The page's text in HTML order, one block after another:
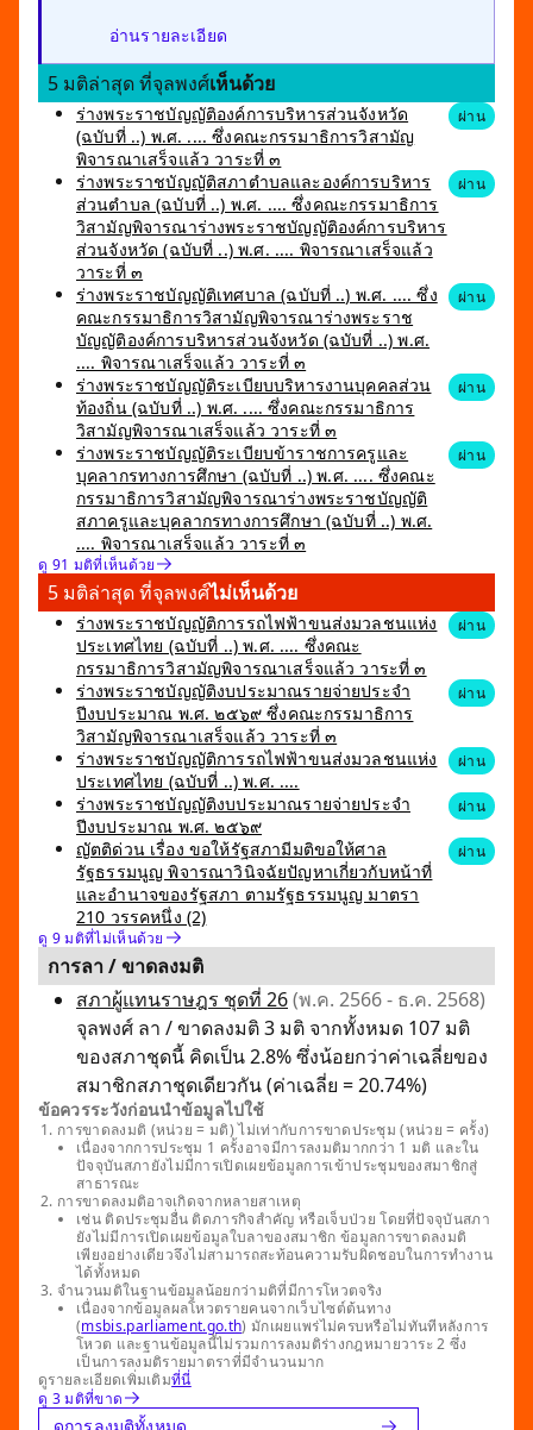
อ่านรายละเอียด
5 มติล่าสุด ที่จุลพงศ์เห็นด้วย
ร่างพระราชบัญญัติองค์การบริหารส่วนจังหวัด
(ฉบับที่ ..) พ.ศ. .... ซึ่งคณะกรรมาธิการวิสามัญ
พิจารณาเสร็จแล้ว วาระที่ ๓
ผ่าน
ร่างพระราชบัญญัติสภาตำบลและองค์การบริหาร
ส่วนตำบล (ฉบับที่ ..) พ.ศ. .... ซึ่งคณะกรรมาธิการ
วิสามัญพิจารณาร่างพระราชบัญญัติองค์การบริหาร
ส่วนจังหวัด (ฉบับที่ ..) พ.ศ. .... พิจารณาเสร็จแล้ว
วาระที่ ๓
ผ่าน
ร่างพระราชบัญญัติเทศบาล (ฉบับที่ ..) พ.ศ. .... ซึ่ง
คณะกรรมาธิการวิสามัญพิจารณาร่างพระราช
บัญญัติองค์การบริหารส่วนจังหวัด (ฉบับที่ ..) พ.ศ.
.... พิจารณาเสร็จแล้ว วาระที่ ๓
ผ่าน
ร่างพระราชบัญญัติระเบียบบริหารงานบุคคลส่วน
ท้องถิ่น (ฉบับที่ ..) พ.ศ. .... ซึ่งคณะกรรมาธิการ
วิสามัญพิจารณาเสร็จแล้ว วาระที่ ๓
ผ่าน
ร่างพระราชบัญญัติระเบียบข้าราชการครูและ
บุคลากรทางการศึกษา (ฉบับที่ ..) พ.ศ. .... ซึ่งคณะ
กรรมาธิการวิสามัญพิจารณาร่างพระราชบัญญัติ
สภาครูและบุคลากรทางการศึกษา (ฉบับที่ ..) พ.ศ.
.... พิจารณาเสร็จแล้ว วาระที่ ๓
ผ่าน
ดู 91 มติที่เห็นด้วย
5 มติล่าสุด ที่จุลพงศ์ไม่เห็นด้วย
ร่างพระราชบัญญัติการรถไฟฟ้าขนส่งมวลชนแห่ง
ประเทศไทย (ฉบับที่ ..) พ.ศ. .... ซึ่งคณะ
กรรมาธิการวิสามัญพิจารณาเสร็จแล้ว วาระที่ ๓
ผ่าน
ร่างพระราชบัญญัติงบประมาณรายจ่ายประจำ
ปีงบประมาณ พ.ศ. ๒๕๖๙ ซึ่งคณะกรรมาธิการ
วิสามัญพิจารณาเสร็จแล้ว วาระที่ ๓
ผ่าน
ร่างพระราชบัญญัติการรถไฟฟ้าขนส่งมวลชนแห่ง
ประเทศไทย (ฉบับที่ ..) พ.ศ. ....
ผ่าน
ร่างพระราชบัญญัติงบประมาณรายจ่ายประจำ
ปีงบประมาณ พ.ศ. ๒๕๖๙
ผ่าน
ญัตติด่วน เรื่อง ขอให้รัฐสภามีมติขอให้ศาล
รัฐธรรมนูญ พิจารณาวินิจฉัยปัญหาเกี่ยวกับหน้าที่
และอำนาจของรัฐสภา ตามรัฐธรรมนูญ มาตรา
210 วรรคหนึ่ง (2)
ผ่าน
ดู 9 มติที่ไม่เห็นด้วย
การลา / ขาดลงมติ
สภาผู้แทนราษฎร ชุดที่ 26(พ.ค. 2566 - ธ.ค. 2568)
จุลพงศ์ ลา / ขาดลงมติ 3 มติ จากทั้งหมด 107 มติ
ของสภาชุดนี้ คิดเป็น 2.8% ซึ่งน้อยกว่าค่าเฉลี่ยของ
สมาชิกสภาชุดเดียวกัน (ค่าเฉลี่ย = 20.74%)
ข้อควรระวังก่อนนำข้อมูลไปใช้
การขาดลงมติ (หน่วย = มติ) ไม่เท่ากับการขาดประชุม (หน่วย = ครั้ง)
เนื่องจากการประชุม 1 ครั้งอาจมีการลงมติมากกว่า 1 มติ และใน
ปัจจุบันสภายังไม่มีการเปิดเผยข้อมูลการเข้าประชุมของสมาชิกสู่
สาธารณะ
การขาดลงมติอาจเกิดจากหลายสาเหตุ
เช่น ติดประชุมอื่น ติดภารกิจสำคัญ หรือเจ็บป่วย โดยที่ปัจจุบันสภา
ยังไม่มีการเปิดเผยข้อมูลใบลาของสมาชิก ข้อมูลการขาดลงมติ
เพียงอย่างเดียวจึงไม่สามารถสะท้อนความรับผิดชอบในการทำงาน
ได้ทั้งหมด
จำนวนมติในฐานข้อมูลน้อยกว่ามติที่มีการโหวตจริง
เนื่องจากข้อมูลผลโหวตรายคนจากเว็บไซต์ต้นทาง
(msbis.parliament.go.th) มักเผยแพร่ไม่ครบหรือไม่ทันทีหลังการ
โหวต และฐานข้อมูลนี้ไม่รวมการลงมติร่างกฎหมายวาระ 2 ซึ่ง
เป็นการลงมติรายมาตราที่มีจำนวนมาก
ดูรายละเอียดเพิ่มเติมที่นี่
ดู 3 มติที่ขาด